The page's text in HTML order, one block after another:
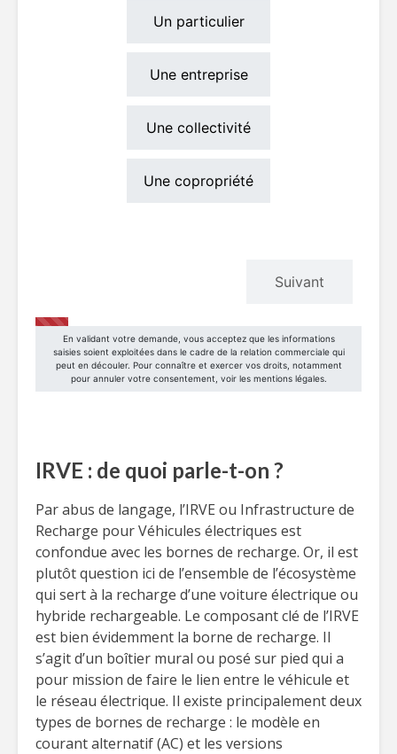
IRVE : de quoi parle-t-on ?
Par abus de langage, l’IRVE ou Infrastructure de
Recharge pour Véhicules électriques est
confondue avec les bornes de recharge. Or, il est
plutôt question ici de l’ensemble de l’écosystème
qui sert à la recharge d’une voiture électrique ou
hybride rechargeable. Le composant clé de l’IRVE
est bien évidemment la borne de recharge. Il
s’agit d’un boîtier mural ou posé sur pied qui a
pour mission de faire le lien entre le véhicule et
le réseau électrique. Il existe principalement deux
types de bornes de recharge : le modèle en
courant alternatif (AC) et les versions